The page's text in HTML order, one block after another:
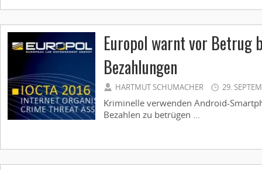
Europol warnt vor Betrug
Bezahlungen
HARTMUT SCHUMACHER 29.
Kriminelle verwenden Android-
Bezahlen zu betrügen ...